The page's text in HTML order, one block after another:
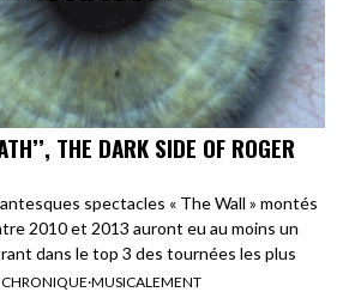
THE DARK SIDE OF ROGER
spectacles « The Wall » montés
2010 et 2013 auront eu au moins un
dans le top 3 des tournées les plus
CHRONIQUE·MUSICALEMENT